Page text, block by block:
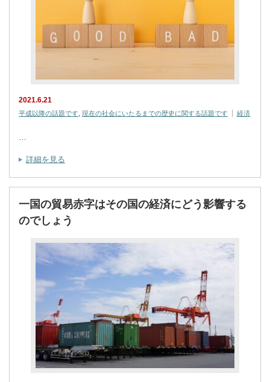
2021.6.21
平成以降の話題です 現在の社会にいたるまでの歴史に関する話題です 経済
…
詳細を見る
一国の貿易赤字はその国の経済にどう影響する
のでしょう